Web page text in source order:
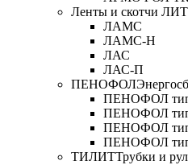
Ленты и скотчи ЛИТ
ЛАМС
ЛАМС-Н
ЛАС
ЛАС-П
ПЕНОФОЛ
ПЕНОФОЛ
ПЕНОФОЛ
ПЕНОФОЛ
ПЕНОФОЛ
ТИЛИТТрубки и